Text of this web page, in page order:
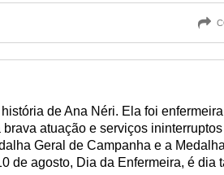
de Ana Néri. Ela foi
atuação e serviços
Geral de Campanha e a Medalha
de agosto, Dia da Enfermeira, é dia